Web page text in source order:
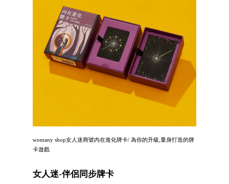
womany shop女人迷商號內在進化牌卡/ 為你的升級,量身打造的牌
卡遊戲
女人迷-伴侶同步牌卡